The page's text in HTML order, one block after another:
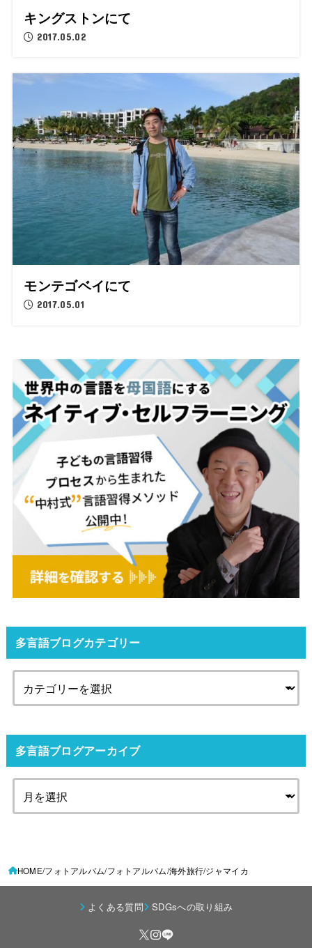
キングストンにて
2017.05.02
モンテゴベイにて
2017.05.01
多言語ブログカテゴリー
多言語ブログアーカイブ
HOME フォトアルバム フォトアルバム 海外旅行 ジャマイカ
よくある質問 SDGsへの取り組み